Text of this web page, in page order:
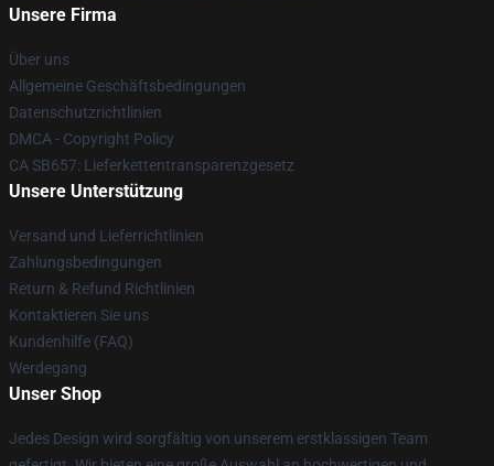
Unsere Firma
Über uns
Allgemeine Geschäftsbedingungen
Datenschutzrichtlinien
DMCA - Copyright Policy
CA SB657: Lieferkettentransparenzgesetz
Unsere Unterstützung
Versand und Lieferrichtlinien
Zahlungsbedingungen
Return & Refund Richtlinien
Kontaktieren Sie uns
Kundenhilfe (FAQ)
Werdegang
Unser Shop
Jedes Design wird sorgfältig von unserem erstklassigen Team